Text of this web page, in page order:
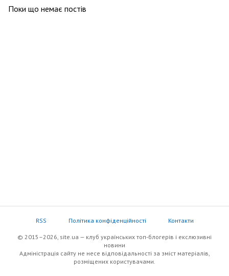
Поки що немає постів
RSS Політика конфіденційності Контакти
© 2015–2026, site.ua — клуб українських топ-блогерів i екслюзивнi
новини
Адміністрація сайту не несе відповідальності за зміст матеріалів,
розміщених користувачами.